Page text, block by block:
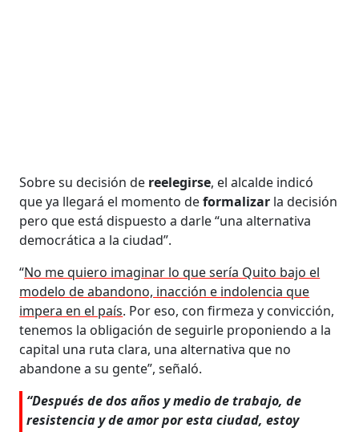
Sobre su decisión de reelegirse, el alcalde indicó
que ya llegará el momento deformalizar la decisión
pero que está dispuesto a darle “una alternativa
democrática a la ciudad”.
“No me quiero imaginar lo que sería Quito bajo el
modelo de abandono, inacción e indolencia que
impera en el país. Por eso, con firmeza y convicción,
tenemos la obligación de seguirle proponiendo a la
capital una ruta clara, una alternativa que no
abandone a su gente”, señaló.
“Después de dos años y medio de trabajo, de
resistencia y de amor por esta ciudad, estoy